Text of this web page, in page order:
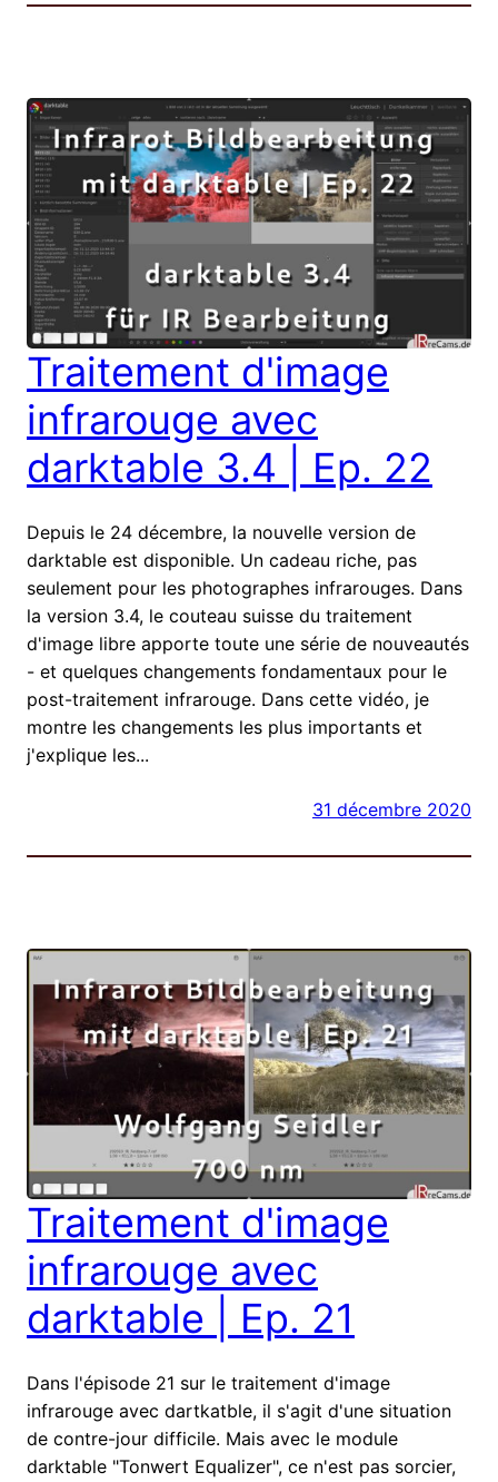
Traitement d'image
infrarouge avec
darktable 3.4 | Ep. 22
Depuis le 24 décembre, la nouvelle version de
darktable est disponible. Un cadeau riche, pas
seulement pour les photographes infrarouges. Dans
la version 3.4, le couteau suisse du traitement
d'image libre apporte toute une série de nouveautés
- et quelques changements fondamentaux pour le
post-traitement infrarouge. Dans cette vidéo, je
montre les changements les plus importants et
j'explique les...
31 décembre 2020
Traitement d'image
infrarouge avec
darktable | Ep. 21
Dans l'épisode 21 sur le traitement d'image
infrarouge avec dartkatble, il s'agit d'une situation
de contre-jour difficile. Mais avec le module
darktable "Tonwert Equalizer", ce n'est pas sorcier,